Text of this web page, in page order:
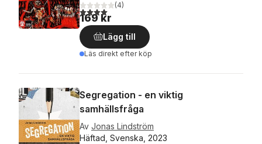
4,0utav 5 stjärnor. Totalt antal röster:
(4)
169 kr
Lägg till
Läs direkt efter köp
Segregation - en viktig
samhällsfråga
Av Jonas Lindström
Häftad, Svenska, 2023